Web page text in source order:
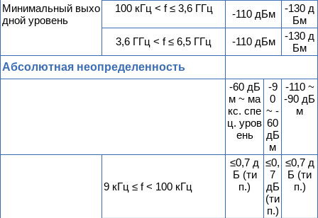
Минимальный выхо
дной уровень
100 кГц < f ≤ 3,6 ГГц
-110 дБм
-130 д
Бм
3,6 ГГц < f ≤ 6,5 ГГц
-110 дБм
-130 д
Бм
Абсолютная неопределенность
-60 дБ
м ~ ма
кс. спе
ц. уров
ень
-9
0
~ -
60
дБ
м
-110 ~
-90 дБ
м
9 кГц ≤ f < 100 кГц
≤0,7 д
Б (ти
п.)
≤0,
7
дБ
(ти
п.)
≤0,7 д
Б (ти
п.)